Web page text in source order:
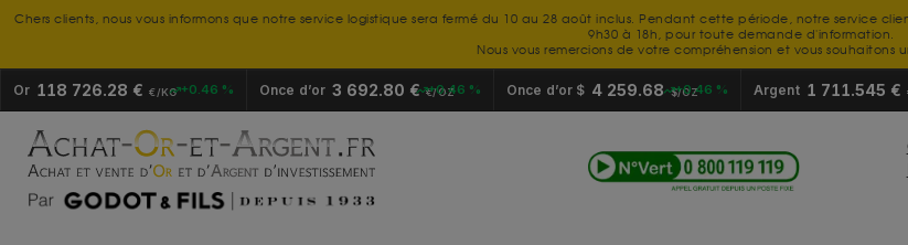
Chers clients, nous vous informons que notre service logistique sera fermé du 10 au 28 août inclus. Pendant cette période, notre service
9h30 à 18h, pour toute demande d'information.
Nous vous remercions de votre compréhension et vous souhaitons
Or 118 726.28 € €/KG +0.46 % Once d’or 3 692.80 €€/OZ
+0.46 % Once d’or $ 4 259.68$/OZ
+0.46 % Argent 1 711.545 €